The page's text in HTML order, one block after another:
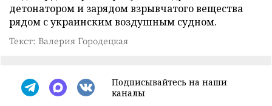
детонатором и зарядом взрывчатого вещества
рядом с украинским воздушным судном.
Текст: Валерия Городецкая
Подписывайтесь на наши
каналы